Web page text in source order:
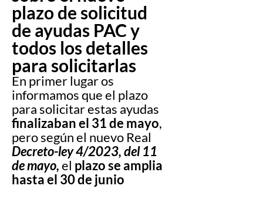
plazo de solicitud
de ayudas PAC y
todos los detalles
para solicitarlas
En primer lugar os
informamos que el plazo
para solicitar estas ayudas
finalizaban el 31 de mayo,
pero según el nuevo Real
Decreto-ley 4/2023, del 11
de mayo,el plazo se amplia
hasta el 30 de junio